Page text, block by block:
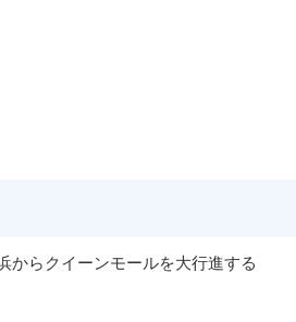
からクイーンモールを大行進する